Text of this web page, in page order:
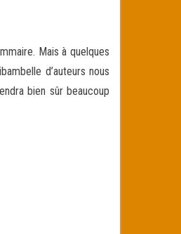
Mais à quelques
d’auteurs nous
bien sûr beaucoup